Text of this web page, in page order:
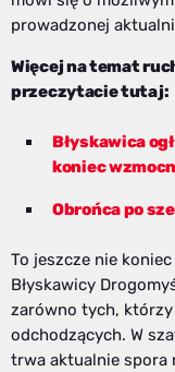
prowadzonej
Więcej na temat
przeczytacie tutaj:
Błyskawica
koniec
Obrońca po
To jeszcze nie
Błyskawicy
zarówno tych, którzy
odchodzących. W
trwa aktualnie spora